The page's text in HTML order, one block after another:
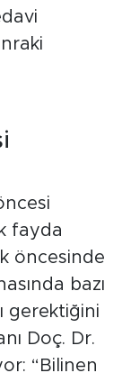
fayda
öncesinde
bazı
gerektiğini
Doç. Dr.
“Bilinen